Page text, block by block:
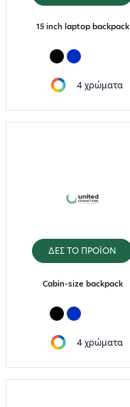
15 inch laptop backpack
4 χρώματα
ΔΕΣ ΤΟ ΠΡΟΪΟΝ
Cabin-size backpack
4 χρώματα